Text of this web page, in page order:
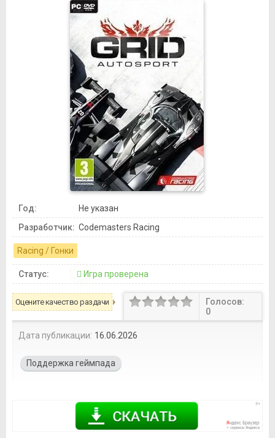
Год:
Не указан
Разработчик: Codemasters Racing
Racing / Гонки
Статус: Игра проверена
Оцените качество раздачи
Голосов:
0
Дата публикации: 16.06.2026
Поддержка геймпада